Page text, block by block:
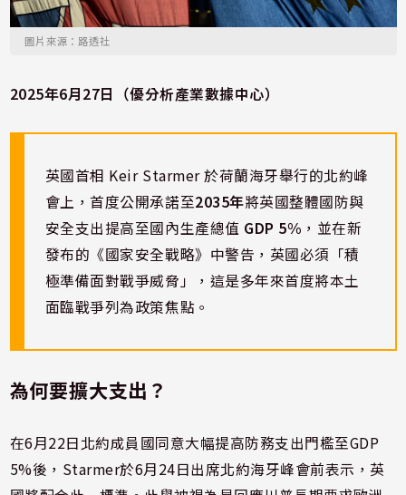
圖片來源：路透社
2025年6月27日（優分析產業數據中心）
英國首相 Keir Starmer 於荷蘭海牙舉行的北約峰
會上，首度公開承諾至2035年將英國整體國防與
安全支出提高至國內生產總值 GDP 5% ，並在新
發布的《國家安全戰略》中警告，英國必須「積
極準備面對戰爭威脅」，這是多年來首度將本土
面臨戰爭列為政策焦點。
為何要擴大支出？
在6月22日北約成員國同意大幅提高防務支出門檻至GDP
5%後，Starmer於6月24日出席北約海牙峰會前表示，英